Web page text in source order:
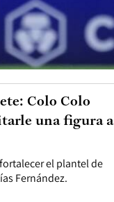
el plantel de
Fernández.
Colo Colo
una figura a